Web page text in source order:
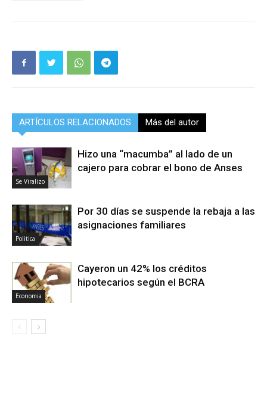
ARTÍCULOS RELACIONADOS Más del autor
Se Viralizo
Hizo una “macumba” al lado de un
cajero para cobrar el bono de Anses
Politica
Por 30 días se suspende la rebaja a las
asignaciones familiares
Economia
Cayeron un 42% los créditos
hipotecarios según el BCRA